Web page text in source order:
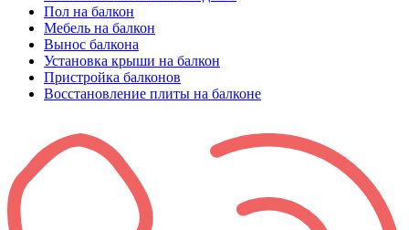
Пол на балкон
Мебель на балкон
Вынос балкона
Установка крыши на балкон
Пристройка балконов
Восстановление плиты на балконе